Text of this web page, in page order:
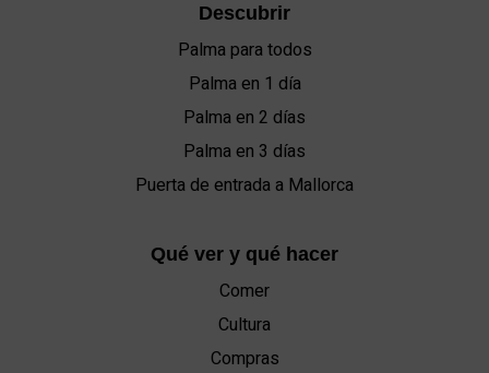
Descubrir
Palma para todos
Palma en 1 día
Palma en 2 días
Palma en 3 días
Puerta de entrada a Mallorca
Qué ver y qué hacer
Comer
Cultura
Compras